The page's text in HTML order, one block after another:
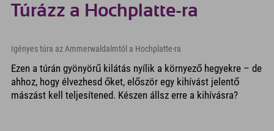
Túrázz a Hochplatte-ra
Igényes túra az Ammerwaldalmtól a Hochplatte-ra
Ezen a túrán gyönyörű kilátás nyílik a környező hegyekre – de
ahhoz, hogy élvezhesd őket, először egy kihívást jelentő
mászást kell teljesítened. Készen állsz erre a kihívásra?